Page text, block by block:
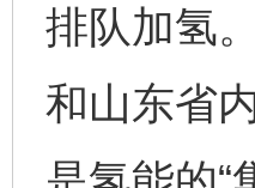
排队加氢
和山东省